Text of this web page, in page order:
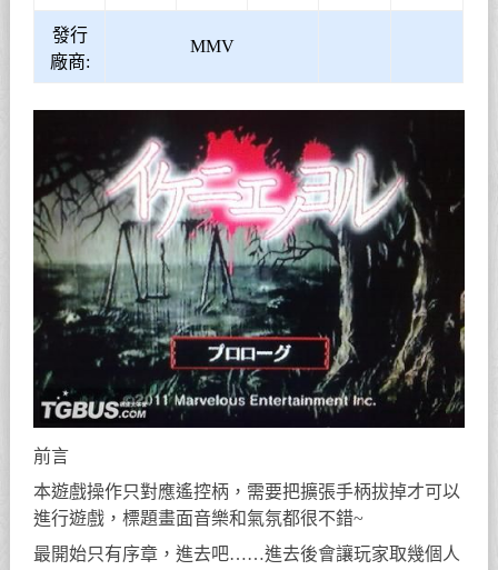
發行
廠商:
MMV
前言
本遊戲操作只對應遙控柄，需要把擴張手柄拔掉才可以
進行遊戲，標題畫面音樂和氣氛都很不錯~
最開始只有序章，進去吧……進去後會讓玩家取幾個人